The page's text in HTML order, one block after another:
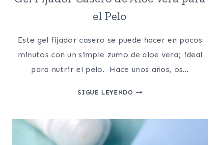
el Pelo
Este gel fijador casero se puede hacer en pocos
minutos con un simple zumo de aloe vera; ideal
para nutrir el pelo. Hace unos años, os…
SIGUE LEYENDOGEL
ALOE